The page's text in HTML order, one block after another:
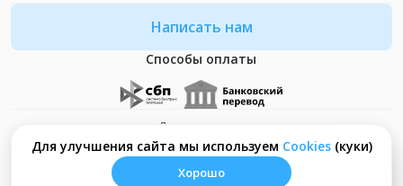
Для улучшения сайта мы используем Сookies(куки)
Хорошо
Написать нам
Способы оплаты
© ООО "Неософт" - 2026
Документация
Что такое Cookies?